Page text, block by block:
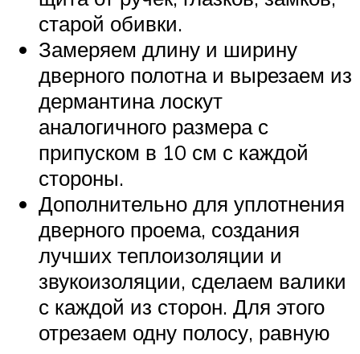
старой обивки.
Замеряем длину и ширину
дверного полотна и вырезаем из
дермантина лоскут
аналогичного размера с
припуском в 10 см с каждой
стороны.
Дополнительно для уплотнения
дверного проема, создания
лучших теплоизоляции и
звукоизоляции, сделаем валики
с каждой из сторон. Для этого
отрезаем одну полосу, равную